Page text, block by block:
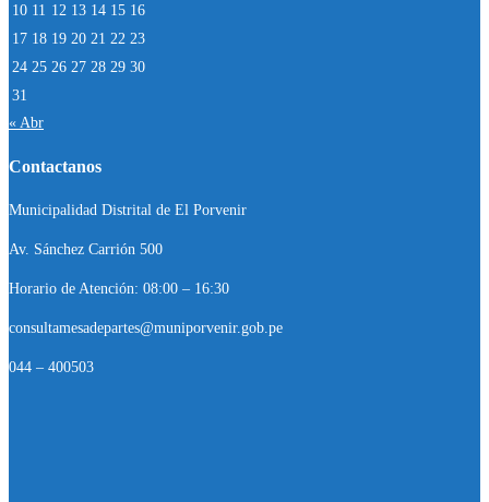
10 11 12 13 14 15 16
17 18 19 20 21 22 23
24 25 26 27 28 29 30
31
« Abr
Contactanos
Municipalidad Distrital de El Porvenir
Av. Sánchez Carrión 500
Horario de Atención: 08:00 – 16:30
consultamesadepartes@muniporvenir.gob.pe
044 – 400503